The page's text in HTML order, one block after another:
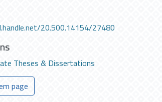
20.500.14154/27480
Theses & Dissertations
page